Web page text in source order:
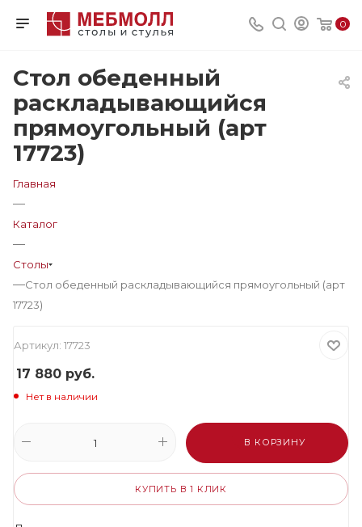
0
Стол обеденный
раскладывающийся
прямоугольный (арт
17723)
Главная
—
Каталог
—
Столы
—Стол обеденный раскладывающийся прямоугольный (арт
17723)
Артикул: 17723
17 880 руб.
Нет в наличии
В КОРЗИНУ
КУПИТЬ В 1 КЛИК